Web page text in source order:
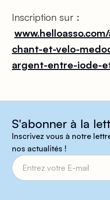
Inscription sur :
chant-et-velo-
argent-entre-iode-
S'abonner à la
Inscrivez vous à notre
nos actualités !